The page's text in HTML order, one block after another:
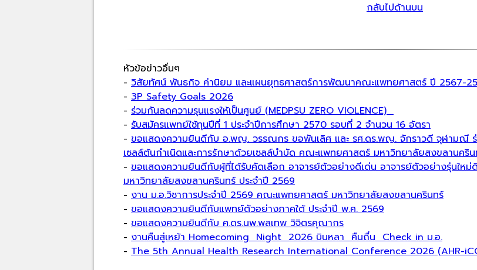
กลับไปด้านบน
หัวข้อข่าวอื่นๆ
- วิสัยทัศน์ พันธกิจ ค่านิยม และแผนยุทธศาสตร์การพัฒนาคณะแพทยศาสตร์ ปี 2567-
- 3P Safety Goals 2026
- ร่วมกันลดความรุนแรงให้เป็นศูนย์ (MEDPSU ZERO VIOLENCE)
- รับสมัครแพทย์ใช้ทุนปีที่ 1 ประจำปีการศึกษา 2570 รอบที่ 2 จำนวน 16 อัตรา
- ขอแสดงความยินดีกับ อ.พญ. วรรณกร ขอพันเลิศ และ รศ.ดร.พญ. จักราวดี จุฬามณี
เซลล์ต้นกำเนิดและการรักษาด้วยเซลล์บำบัด คณะแพทยศาสตร์ มหาวิทยาลัยสงขลานคริ
- ขอแสดงความยินดีกับผู้ที่ได้รับคัดเลือก อาจารย์ตัวอย่างดีเด่น อาจารย์ตัวอย่างรุ่นใหม่
มหาวิทยาลัยสงขลานครินทร์ ประจำปี 2569
- งาน ม.อ.วิชาการประจำปี 2569 คณะแพทยศาสตร์ มหาวิทยาลัยสงขลานครินทร์
- ขอแสดงความยินดีกับแพทย์ตัวอย่างภาคใต้ ประจำปี พ.ศ. 2569
- ขอแสดงความยินดีกับ ศ.ดร.นพ.พลเทพ วิจิตรคุณากร
- งานคืนสู่เหย้า Homecoming Night 2026 บินหลา คืนถื่น Check in ม.อ.
- The 5th Annual Health Research International Conference 2026 (AHR-